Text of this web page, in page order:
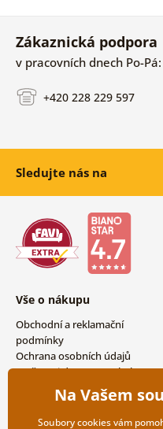
Zákaznická podpora
v pracovních dnech Po-
+420 228 229 597
Sledujte nás na
Vše o nákupu
Obchodní a reklamační
podmínky
Ochrana osobních údajů
Možnosti dopravy a platby
Vrácení zbožíNa Vašem
Soubory cookies vám